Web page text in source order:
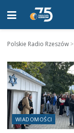
Polskie Radio Rzeszów >
WIADOMOŚCI